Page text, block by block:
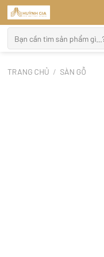
Bỏ
qua
nội
dung
kiếm:
TRANG CHỦ / SÀN GỖ